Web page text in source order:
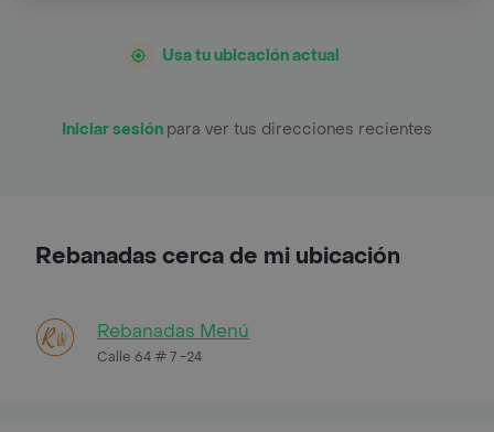
Usa tu ubicación actual
Iniciar sesión para ver tus direcciones recientes
Rebanadas cerca de mi ubicación
Rebanadas Menú
Calle 64 # 7 -24